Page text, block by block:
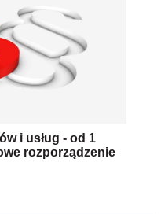
i usług - od 1
rozporządzenie